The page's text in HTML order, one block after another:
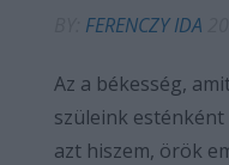
FERENCZY IDA
Az a békesség,
szüleink
azt hiszem, örök